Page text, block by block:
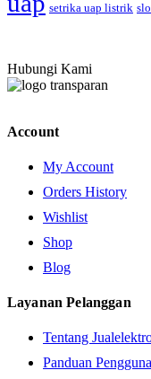
setrika uap listrik
Hubungi Kami
Account
My Account
Orders History
Wishlist
Shop
Blog
Layanan Pelanggan
Tentang
Panduan Pengguna